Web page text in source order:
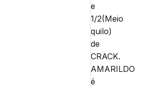
e
1/2(Meio
quilo)
de
CRACK.
AMARILDO
é